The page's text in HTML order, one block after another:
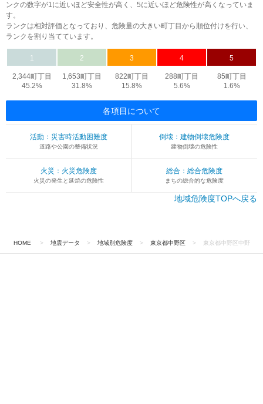
ンクの数字が1に近いほど安全性が高く、5に近いほど危険性が高くなっていま
す。
ランクは相対評価となっており、危険量の大きい町丁目から順位付けを行い、
ランクを割り当てています。
1 2 3 4 5
2,344町丁目
45.2%
1,653町丁目
31.8%
822町丁目
15.8%
288町丁目
5.6%
85町丁目
1.6%
各項目について
活動：災害時活動困難度
道路や公園の整備状況
倒壊：建物倒壊危険度
建物倒壊の危険性
火災：火災危険度
火災の発生と延焼の危険性
総合：総合危険度
まちの総合的な危険度
地域危険度TOPへ戻る
HOME > 地震データ > 地域別危険度 > 東京都中野区 > 東京都中野区中野